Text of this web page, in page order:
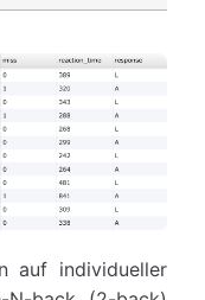
auf individueller